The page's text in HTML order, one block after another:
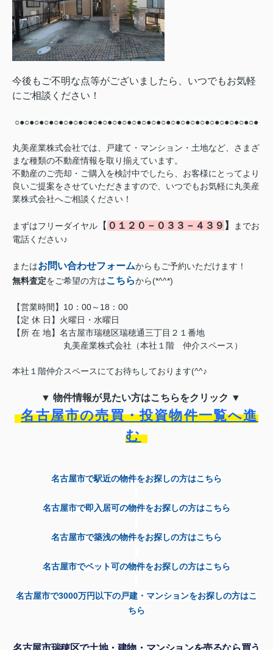
今後もご不明な点等がございましたら、いつでもお気軽
にご相談ください！
○●○●○●○●○●○●○●○●○●○●○●○●○●○●○●○●○●○●○●○●○●○●○●○●○●
丸美産業株式会社では、戸建て・マンション・土地など、さまざ
まな種類の不動産情報を取り揃えています。
不動産のご売却・ご購入を検討中でしたら、お客様にとってより
良いご提案をさせていただきますので、いつでもお気軽に丸美産
業株式会社へご相談ください！
まずはフリーダイヤル 【 ０１２０－０３３－４３９ 】
までお
電話ください♪
またはお問い合わせフォームからもご予約いただけます！
無料査定をご希望の方はこちらから(*^^*)
【営業時間】10：00～18：00
【定 休 日】火曜日・水曜日
【所 在 地】名古屋市瑞穂区瑞穂通三丁目２１番地
丸美産業株式会社（本社１階 仲介スペース）
本社１階仲介スペースにてお待ちしております(^^♪
▼ 物件情報が見たい方はこちらをクリック ▼
名古屋市の売買・投資物件一覧へ進
む
名古屋市で駅近の物件をお探しの方はこちら
名古屋市で即入居可の物件をお探しの方はこちら
名古屋市で築浅の物件をお探しの方はこちら
名古屋市でペット可の物件をお探しの方はこちら
名古屋市で3000万円以下の戸建・マンションをお探しの方はこ
ちら